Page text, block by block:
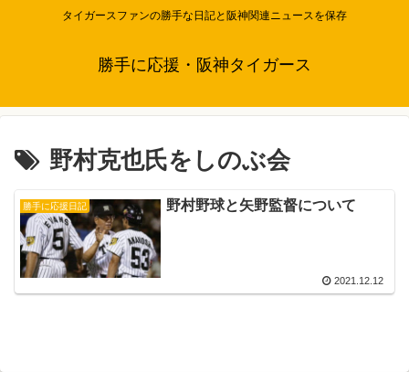
タイガースファンの勝手な日記と阪神関連ニュースを保存
勝手に応援・阪神タイガース
野村克也氏をしのぶ会
勝手に応援日記 野村野球と矢野監督について
2021.12.12